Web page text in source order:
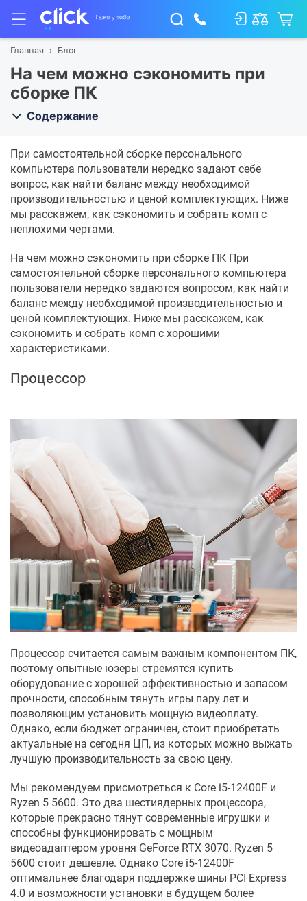
Главная Блог
На чем можно сэкономить при
сборке ПК
Содержание
При самостоятельной сборке персонального
компьютера пользователи нередко задают себе
вопрос, как найти баланс между необходимой
производительностью и ценой комплектующих. Ниже
мы расскажем, как сэкономить и собрать комп с
неплохими чертами.
На чем можно сэкономить при сборке ПК При
самостоятельной сборке персонального компьютера
пользователи нередко задаются вопросом, как найти
баланс между необходимой производительностью и
ценой комплектующих. Ниже мы расскажем, как
сэкономить и собрать комп с хорошими
характеристиками.
Процессор
Процессор считается самым важным компонентом ПК,
поэтому опытные юзеры стремятся купить
оборудование с хорошей эффективностью и запасом
прочности, способным тянуть игры пару лет и
позволяющим установить мощную видеоплату.
Однако, если бюджет ограничен, стоит приобретать
актуальные на сегодня ЦП, из которых можно выжать
лучшую производительность за свою цену.
Мы рекомендуем присмотреться к Core i5-12400F и
Ryzen 5 5600. Это два шестиядерных процессора,
которые прекрасно тянут современные игрушки и
способны функционировать с мощным
видеоадаптером уровня GeForce RTX 3070. Ryzen 5
5600 стоит дешевле. Однако Core i5-12400F
оптимальнее благодаря поддержке шины PCI Express
4.0 и возможности установки в будущем более